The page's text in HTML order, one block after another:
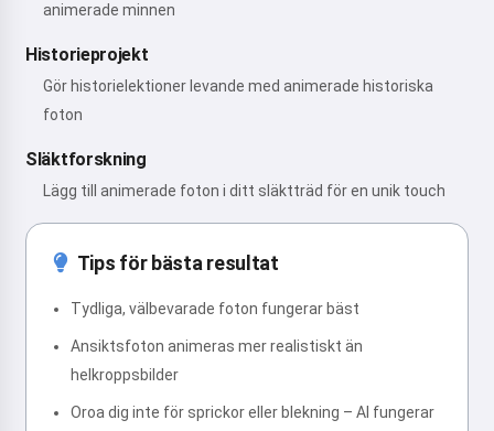
animerade minnen
Historieprojekt
Gör historielektioner levande med animerade historiska
foton
Släktforskning
Lägg till animerade foton i ditt släktträd för en unik touch
Tips för bästa resultat
Tydliga, välbevarade foton fungerar bäst
Ansiktsfoton animeras mer realistiskt än
helkroppsbilder
Oroa dig inte för sprickor eller blekning – AI fungerar